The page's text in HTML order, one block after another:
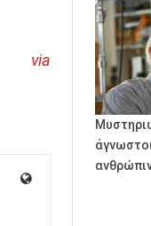
via